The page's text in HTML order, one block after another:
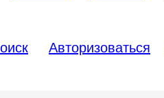
Авторизоваться